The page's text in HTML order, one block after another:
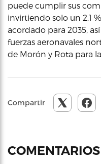
puede cumplir sus
invirtiendo solo un 2.1
acordado para 2035,
fuerzas aeronavales
de Morón y Rota para
Compartir
COMENTARIOS